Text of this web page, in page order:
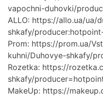
vapochni-duhovki/
ALLO: https://allo.ua/ua/
shkafy/
Prom: https://prom.ua/
kuhni/Duhovye-shkafy/
Rozetka: https://
shkafy/
MakeUp: https://